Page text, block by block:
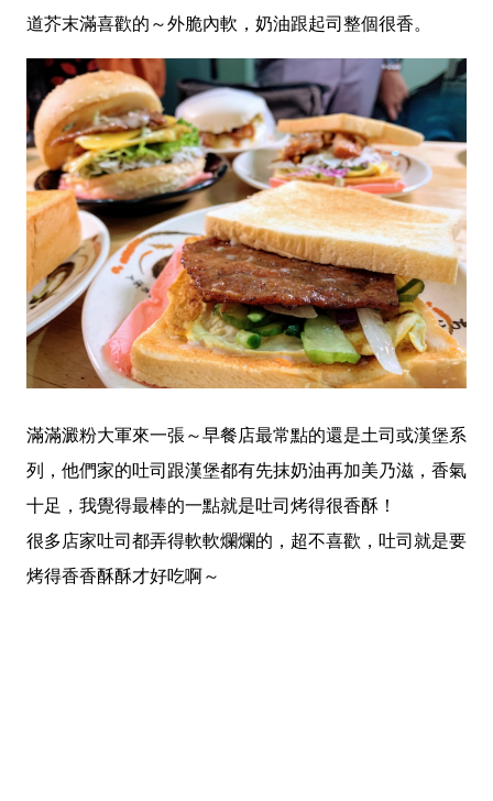
道芥末滿喜歡的～外脆內軟，奶油跟起司整個很香。
滿滿澱粉大軍來一張～早餐店最常點的還是土司或漢堡系
列，他們家的吐司跟漢堡都有先抹奶油再加美乃滋，香氣
十足，我覺得最棒的一點就是吐司烤得很香酥！
很多店家吐司都弄得軟軟爛爛的，超不喜歡，吐司就是要
烤得香香酥酥才好吃啊～